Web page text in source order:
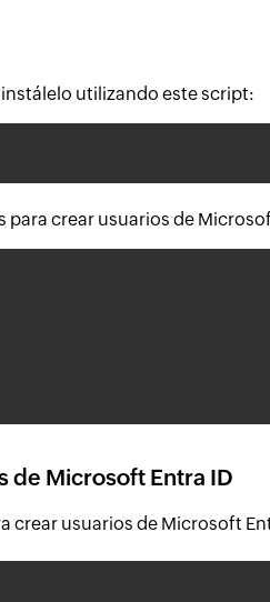
utilizando este script:
crear usuarios de
de Microsoft Entra ID
usuarios de Microsoft